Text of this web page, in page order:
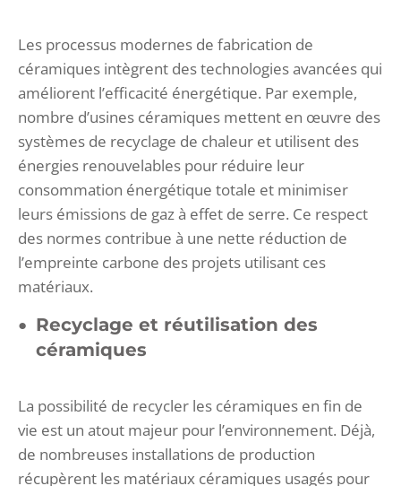
Les processus modernes de fabrication de
céramiques intègrent des technologies avancées qui
améliorent l’efficacité énergétique. Par exemple,
nombre d’usines céramiques mettent en œuvre des
systèmes de recyclage de chaleur et utilisent des
énergies renouvelables pour réduire leur
consommation énergétique totale et minimiser
leurs émissions de gaz à effet de serre. Ce respect
des normes contribue à une nette réduction de
l’empreinte carbone des projets utilisant ces
matériaux.
Recyclage et réutilisation des
céramiques
La possibilité de recycler les céramiques en fin de
vie est un atout majeur pour l’environnement. Déjà,
de nombreuses installations de production
récupèrent les matériaux céramiques usagés pour